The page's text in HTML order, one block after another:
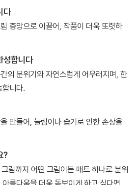
다
중앙으로 이끌어, 작품이 더욱 또렷하
성합니다
의 분위기와 자연스럽게 어우러지며, 한
합니다.
만들어, 눌림이나 습기로 인한 손상을
?
림까지 어떤 그림이든 매트 하나로 분위
름다움을 더욱 돋보이게 하고 싶다면,